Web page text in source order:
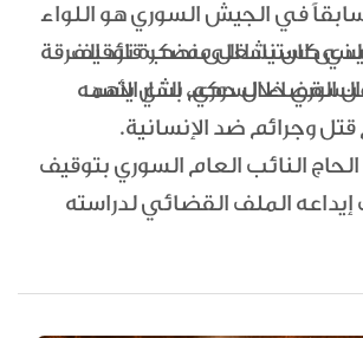
في الجيش السوري هو اللواء
كان يشغل منصب قائد الفرقة
استنادا الى مذكرة توقيف
القضاء السوري، الذي يتهمه
قتل وجرائم ضد الإنسانية.
النائب العام السوري بتوقيف
الملف القضائي لدراسته